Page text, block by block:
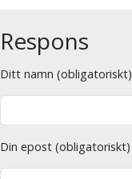
Respons
Ditt namn (obligatoriskt)
Din epost (obligatoriskt)